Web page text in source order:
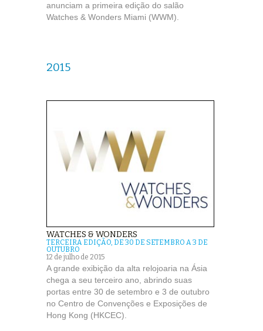
anunciam a primeira edição do salão
Watches & Wonders Miami (WWM).
2015
WATCHES & WONDERS
TERCEIRA EDIÇÃO, DE 30 DE SETEMBRO A 3 DE
OUTUBRO
12 de julho de 2015
A grande exibição da alta relojoaria na Ásia
chega a seu terceiro ano, abrindo suas
portas entre 30 de setembro e 3 de outubro
no Centro de Convenções e Exposições de
Hong Kong (HKCEC).